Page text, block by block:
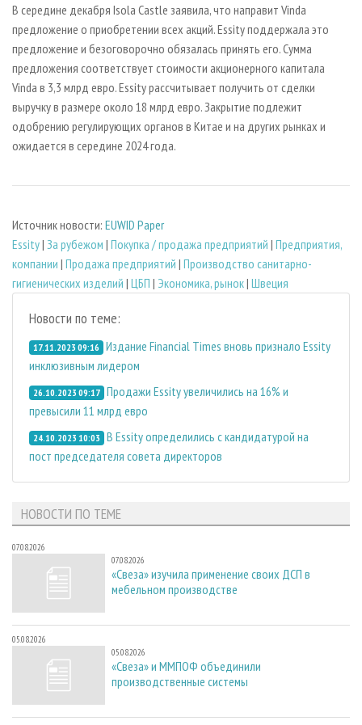
В середине декабря Isola Castle заявила, что направит Vinda
предложение о приобретении всех акций. Essity поддержала это
предложение и безоговорочно обязалась принять его. Сумма
предложения соответствует стоимости акционерного капитала
Vinda в 3,3 млрд евро. Essity рассчитывает получить от сделки
выручку в размере около 18 млрд евро. Закрытие подлежит
одобрению регулирующих органов в Китае и на других рынках и
ожидается в середине 2024 года.
Источник новости: EUWID Paper
Essity| За рубежом | Покупка / продажа предприятий | Предприятия,
компании | Продажа предприятий | Производство санитарно-
гигиенических изделий | ЦБП | Экономика, рынок| Швеция
Новости по теме:
17.11.2023 09:16 Издание Financial Times вновь признало Essity
инклюзивным лидером
26.10.2023 09:17 Продажи Essity увеличились на 16% и
превысили 11 млрд евро
24.10.2023 10:03 В Essity определились с кандидатурой на
пост председателя совета директоров
НОВОСТИ ПО ТЕМЕ
07.08.2026
07.08.2026
«Свеза» изучила применение своих ДСП в
мебельном производстве
05.08.2026
05.08.2026
«Свеза» и ММПОФ объединили
производственные системы